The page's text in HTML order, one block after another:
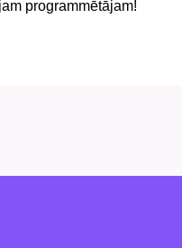
programmētājam!